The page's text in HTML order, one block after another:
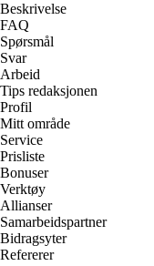
Beskrivelse
FAQ
Spørsmål
Svar
Arbeid
Tips redaksjonen
Profil
Mitt område
Service
Prisliste
Bonuser
Verktøy
Allianser
Samarbeidspartner
Bidragsyter
Refererer